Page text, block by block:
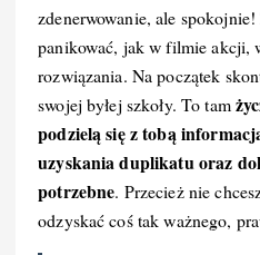
zdenerwowanie, ale
panikować, jak w filmie akcji,
rozwiązania. Na początek
swojej byłej szkoły. To tam
podzielą się z tobą
uzyskania duplikatu oraz
potrzebne. Przecież nie
odzyskać coś tak ważnego,